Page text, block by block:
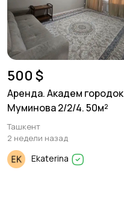
500 $
Аренда. Академ городок
Муминова 2/2/4. 50м²
Ташкент
2 недели назад
Ekaterina